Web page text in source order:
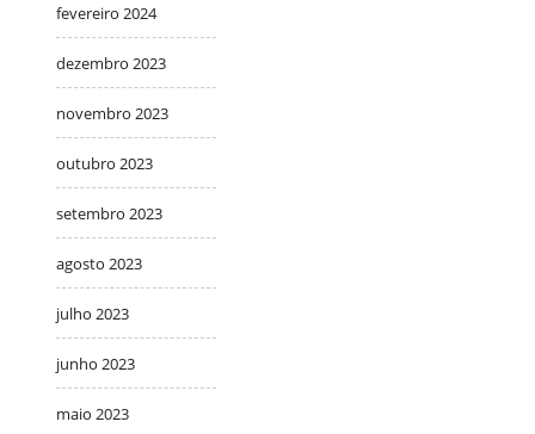
fevereiro 2024
dezembro 2023
novembro 2023
outubro 2023
setembro 2023
agosto 2023
julho 2023
junho 2023
maio 2023